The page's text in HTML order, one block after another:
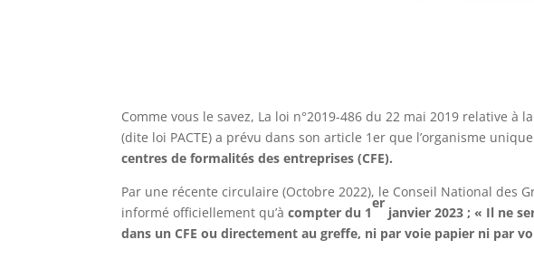
Comme vous le savez, La loi n°2019-486 du 22 mai 2019 relative
(dite loi PACTE) a prévu dans son article 1er que l’organisme
centres de formalités des entreprises (CFE).
Par une récente circulaire (Octobre 2022), le Conseil National des
informé officiellement qu’àcompter du 1
er
janvier 2023 ; « Il ne
dans un CFE ou directement au greffe, ni par voie papier ni par